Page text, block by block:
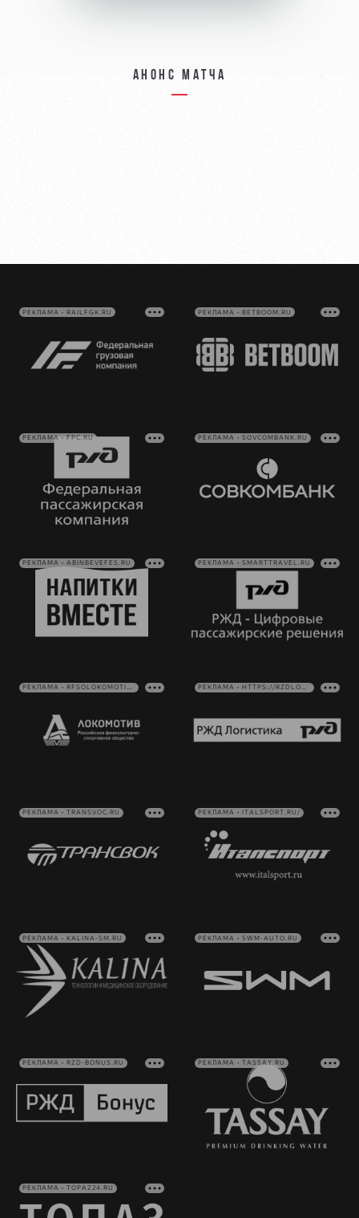
Анонс матча
РЕКЛАМА • RAILFGK.RU РЕКЛАМА • BETBOOM.RU
РЕКЛАМА • FPC.RU РЕКЛАМА • SOVCOMBANK.RU
РЕКЛАМА • ABINBEVEFES.RU РЕКЛАМА • SMARTTRAVEL.RU
РЕКЛАМА • RFSOLOKOMOTIV.RU РЕКЛАМА • HTTPS://RZDLOG.RU/
РЕКЛАМА • TRANSVOC.RU РЕКЛАМА • ITALSPORT.RU/
РЕКЛАМА • KALINA-SM.RU РЕКЛАМА • SWM-AUTO.RU
РЕКЛАМА • RZD-BONUS.RU РЕКЛАМА • TASSAY.RU
РЕКЛАМА • TOPAZ24.RU